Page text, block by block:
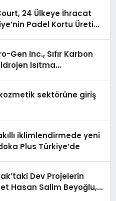
24 Ülkeye İhracat
Padel Kortu Üretim
Gen Inc., Sıfır Karbon
Isıtma
sektörüne giriş
iklimlendirmede yeni
Plus Türkiye’de
Dev Projelerin
Hasan Salim Beyoğlu,